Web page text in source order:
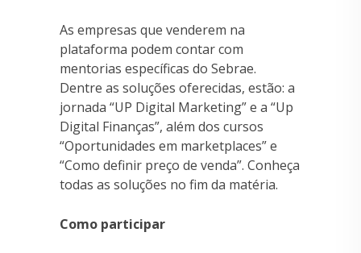
As empresas que venderem na
plataforma podem contar com
mentorias específicas do Sebrae.
Dentre as soluções oferecidas, estão: a
jornada “UP Digital Marketing” e a “Up
Digital Finanças”, além dos cursos
“Oportunidades em marketplaces” e
“Como definir preço de venda”. Conheça
todas as soluções no fim da matéria.
Como participar